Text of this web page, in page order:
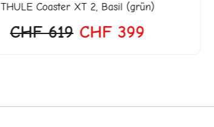
THULECoaster XT 2, Basil (grün)
CHF619 CHF399